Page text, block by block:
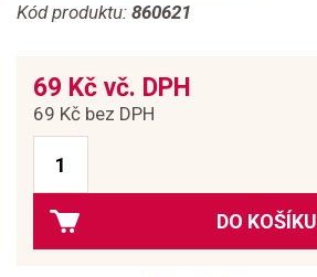
Kód produktu: 860621
69 Kč vč. DPH
69 Kč bez DPH
DO KOŠÍKU